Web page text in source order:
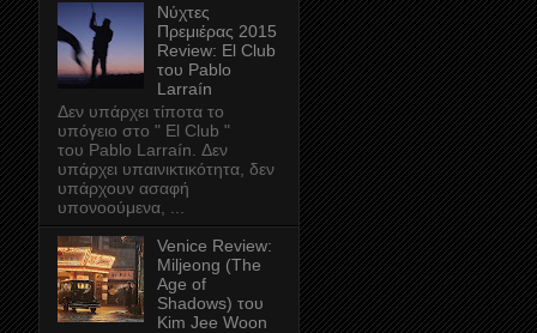
Νύχτες
Πρεμιέρας 2015
Review: El Club
του Pablo
Larraín
Δεν υπάρχει τίποτα το
υπόγειο στο " El Club "
του Pablo Larraín. Δεν
υπάρχει υπαινικτικότητα, δεν
υπάρχουν ασαφή
υπονοούμενα, ...
Venice Review:
Miljeong (The
Age of
Shadows) του
Kim Jee Woon